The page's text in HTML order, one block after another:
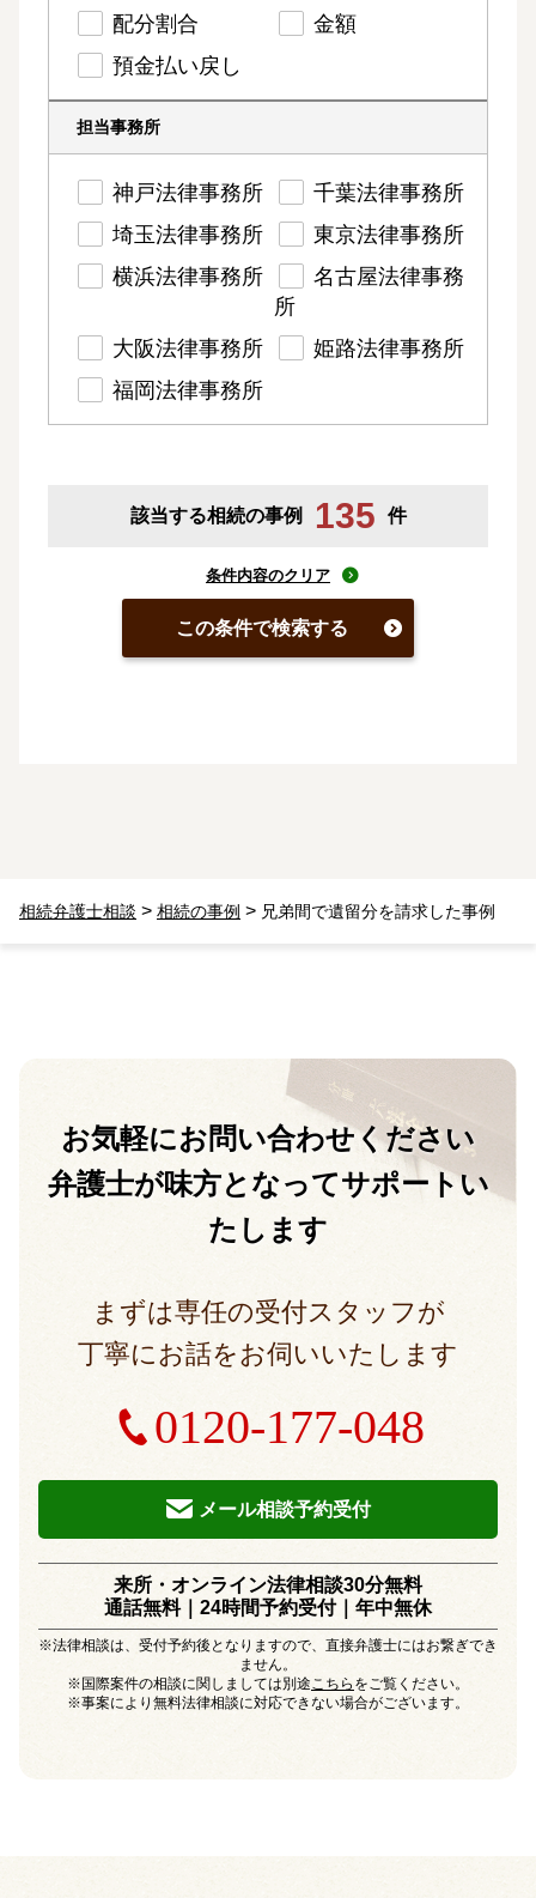
配分割合
金額
預金払い戻し
担当事務所
神戸法律事務所
千葉法律事務所
埼玉法律事務所
東京法律事務所
横浜法律事務所
名古屋法律事務
所
大阪法律事務所
姫路法律事務所
福岡法律事務所
該当する相続の事例 135 件
条件内容のクリア
この条件で検索する
相続弁護士相談 > 相続の事例 > 兄弟間で遺留分を請求した事例
お気軽にお問い合わせください
弁護士が味方となってサポートい
たします
まずは専任の受付スタッフが
丁寧にお話をお伺いいたします
0120-177-048
メール相談予約受付
来所・オンライン法律相談30分無料
通話無料｜24時間予約受付｜年中無休
※法律相談は、受付予約後となりますので、直接弁護士にはお繋ぎでき
ません。
※国際案件の相談に関しましては別途 こちら をご覧ください。
※事案により無料法律相談に対応できない場合がございます。